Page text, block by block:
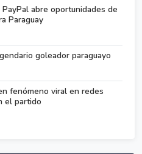
abre oportunidades de
Paraguay
goleador paraguayo
fenómeno viral en redes
el partido